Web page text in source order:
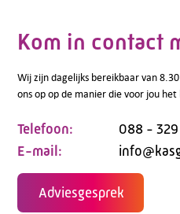
Kom in contact
Wij zijn dagelijks bereikbaar van
ons op op de manier die voor jou het
Telefoon:
088 -
E-mail:
Adviesgesprek